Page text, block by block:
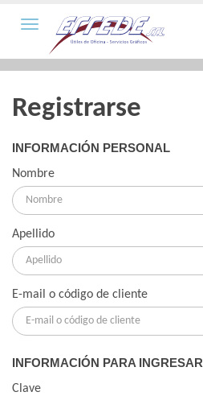
Toggle navigation
Registrarse
INFORMACIÓN PERSONAL
Nombre
Apellido
E-mail o código de cliente
INFORMACIÓN PARA INGRESAR
Clave